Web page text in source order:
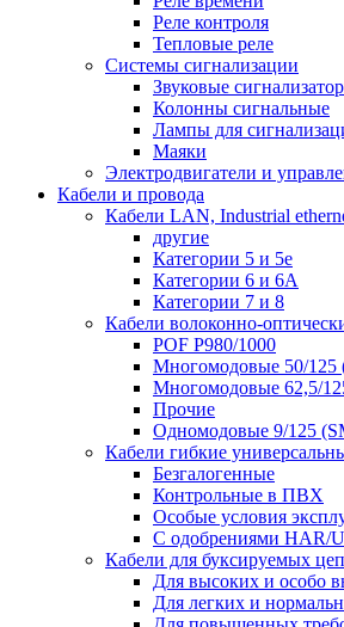
Реле контроля
Тепловые реле
Системы сигнализации
Звуковые
Колонны сигнальные
Лампы для
Маяки
Электродвигатели и
Кабели и провода
Кабели LAN, Industrial
другие
Категории 5 и 5е
Категории 6 и 6A
Категории 7 и 8
Кабели волоконно-
POF P980/1000
Многомодовые 50/
Многомодовые 62,5/
Прочие
Одномодовые 9/125
Кабели гибкие
Безгалогенные
Контрольные в ПВХ
Особые условия
С одобрениями HAR/
Кабели для буксируемых
Для высоких и особо
Для легких и